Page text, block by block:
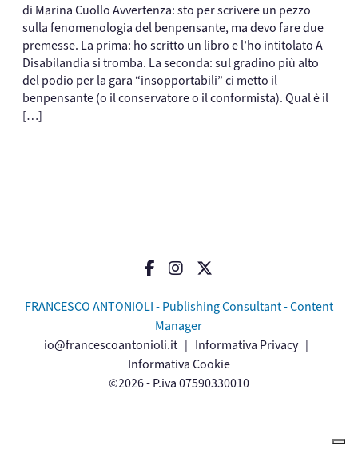
di Marina Cuollo Avvertenza: sto per scrivere un pezzo
sulla fenomenologia del benpensante, ma devo fare due
premesse. La prima: ho scritto un libro e l’ho intitolato A
Disabilandia si tromba. La seconda: sul gradino più alto
del podio per la gara “insopportabili” ci metto il
benpensante (o il conservatore o il conformista). Qual è il
[…]
FRANCESCO ANTONIOLI - Publishing Consultant - Content
Manager
io@francescoantonioli.it | Informativa Privacy|
Informativa Cookie
©2026 - P.iva 07590330010